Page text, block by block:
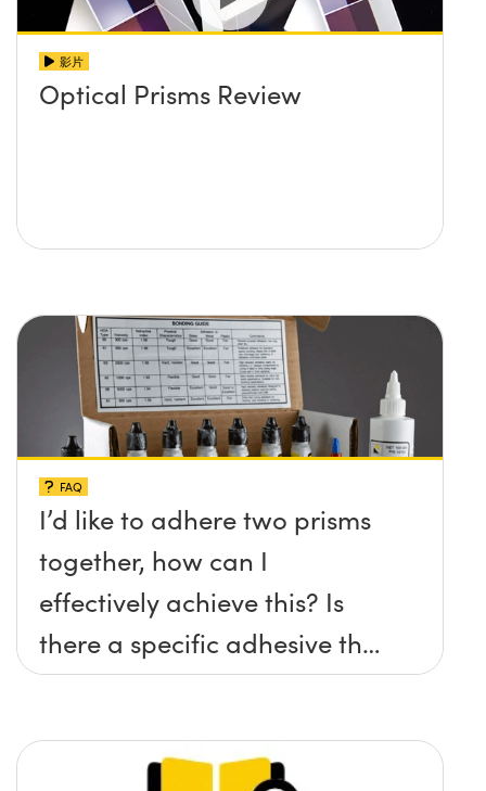
影片
Optical Prisms Review
FAQ
I’d like to adhere two prisms
together, how can I
effectively achieve this? Is
there a specific adhesive that
you recommend?